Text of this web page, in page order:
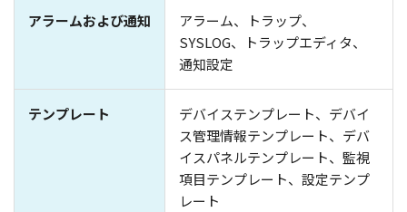
アラームおよび通知
アラーム、トラップ、
SYSLOG、トラップエディタ、
通知設定
テンプレート
デバイステンプレート、デバイ
ス管理情報テンプレート、デバ
イスパネルテンプレート、監視
項目テンプレート、設定テンプ
レート